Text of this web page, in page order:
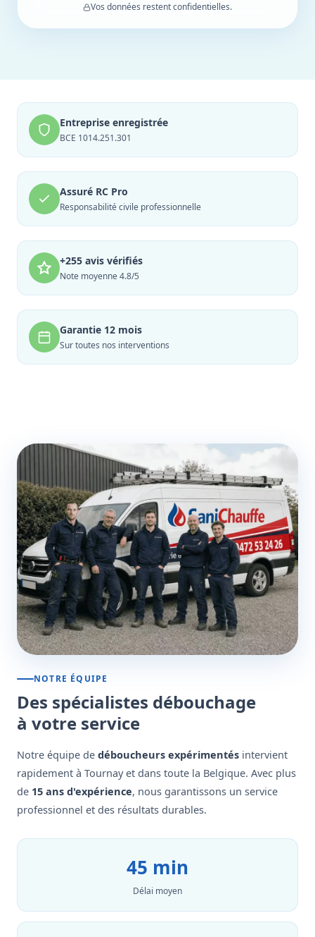
Vos données restent confidentielles.
Entreprise enregistrée
BCE 1014.251.301
Assuré RC Pro
Responsabilité civile professionnelle
+255 avis vérifiés
Note moyenne 4.8/5
Garantie 12 mois
Sur toutes nos interventions
NOTRE ÉQUIPE
Des spécialistes débouchage
à votre service
Notre équipe de déboucheurs expérimentés intervient
rapidement à Tournay et dans toute la Belgique. Avec plus
de 15 ans d'expérience, nous garantissons un service
professionnel et des résultats durables.
45 min
Délai moyen